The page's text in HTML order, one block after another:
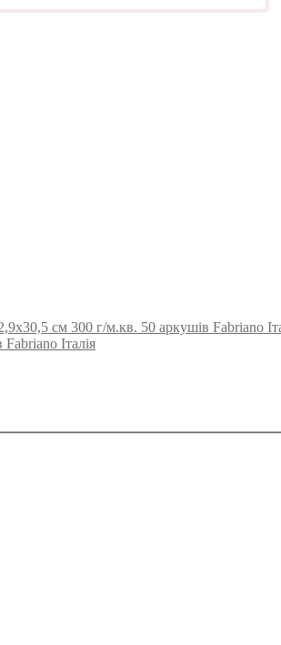
см 300 г/м.кв. 50 аркушів Fabriano
Італія